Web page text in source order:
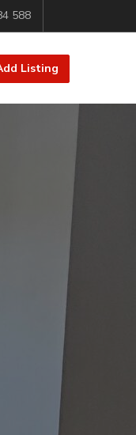
588
Listing